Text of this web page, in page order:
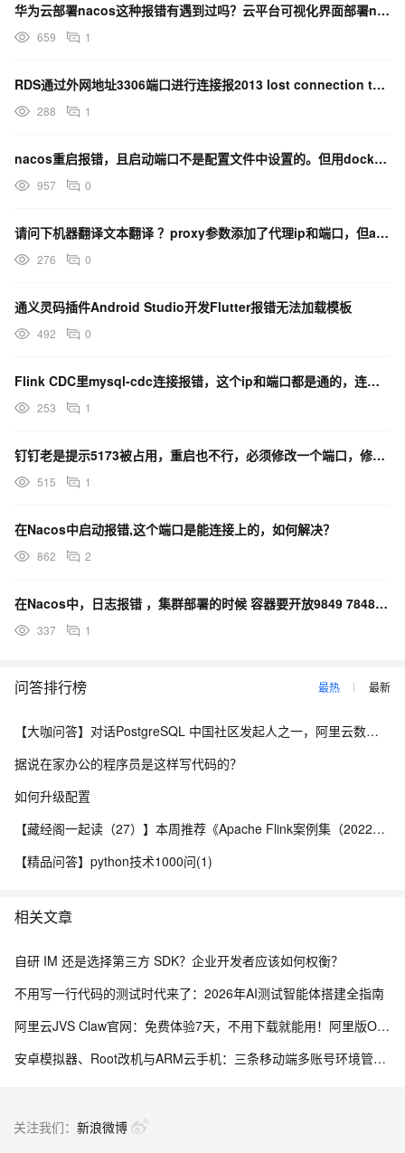
华为云部署nacos这种报错有遇到过吗？云平台可视化界面部署nacos怎么配置端口？
659 1
RDS通过外网地址3306端口进行连接报2013 lost connection to mys...
288 1
nacos重启报错，且启动端口不是配置文件中设置的。但用docker挂载data启动又是正常的,求解
957 0
请问下机器翻译文本翻译 ？proxy参数添加了代理ip和端口，但api报错 怎么办？
276 0
通义灵码插件Android Studio开发Flutter报错无法加载模板
492 0
Flink CDC里mysql-cdc连接报错，这个ip和端口都是通的，连接池设置的200怎么办？
253 1
钉钉老是提示5173被占用，重启也不行，必须修改一个端口，修改了端口又报错，有人遇到过这个问题吗？
515 1
在Nacos中启动报错,这个端口是能连接上的，如何解决？
862 2
在Nacos中，日志报错 ，集群部署的时候 容器要开放9849 7848端口吗？
337 1
问答排行榜 最热 最新
【大咖问答】对话PostgreSQL 中国社区发起人之一，阿里云数据库高级专家 德哥
据说在家办公的程序员是这样写代码的？
如何升级配置
【藏经阁一起读（27）】本周推荐《Apache Flink案例集（2022版）》，你有哪些心得？
【精品问答】python技术1000问(1)
相关文章
自研 IM 还是选择第三方 SDK？企业开发者应该如何权衡？
不用写一行代码的测试时代来了：2026年AI测试智能体搭建全指南
阿里云JVS Claw官网：免费体验7天，不用下载就能用！阿里版OpenClaw龙虾AI助手
安卓模拟器、Root改机与ARM云手机：三条移动端多账号环境管理路径的工程实测手记
关注我们： 新浪微博